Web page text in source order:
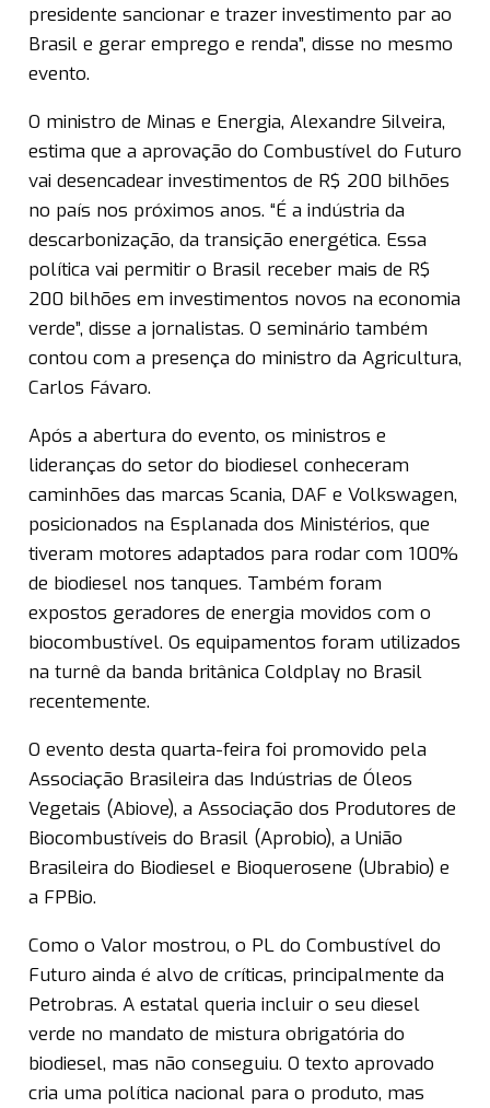
presidente sancionar e trazer investimento par ao
Brasil e gerar emprego e renda”, disse no mesmo
evento.
O ministro de Minas e Energia, Alexandre Silveira,
estima que a aprovação do Combustível do Futuro
vai desencadear investimentos de R$ 200 bilhões
no país nos próximos anos. “É a indústria da
descarbonização, da transição energética. Essa
política vai permitir o Brasil receber mais de R$
200 bilhões em investimentos novos na economia
verde”, disse a jornalistas. O seminário também
contou com a presença do ministro da Agricultura,
Carlos Fávaro.
Após a abertura do evento, os ministros e
lideranças do setor do biodiesel conheceram
caminhões das marcas Scania, DAF e Volkswagen,
posicionados na Esplanada dos Ministérios, que
tiveram motores adaptados para rodar com 100%
de biodiesel nos tanques. Também foram
expostos geradores de energia movidos com o
biocombustível. Os equipamentos foram utilizados
na turnê da banda britânica Coldplay no Brasil
recentemente.
O evento desta quarta-feira foi promovido pela
Associação Brasileira das Indústrias de Óleos
Vegetais (Abiove), a Associação dos Produtores de
Biocombustíveis do Brasil (Aprobio), a União
Brasileira do Biodiesel e Bioquerosene (Ubrabio) e
a FPBio.
Como o Valor mostrou, o PL do Combustível do
Futuro ainda é alvo de críticas, principalmente da
Petrobras. A estatal queria incluir o seu diesel
verde no mandato de mistura obrigatória do
biodiesel, mas não conseguiu. O texto aprovado
cria uma política nacional para o produto, mas